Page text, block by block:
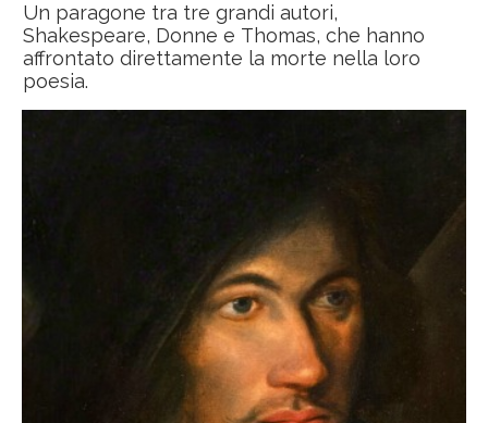
Un paragone tra tre grandi autori,
Shakespeare, Donne e Thomas, che hanno
affrontato direttamente la morte nella loro
poesia.